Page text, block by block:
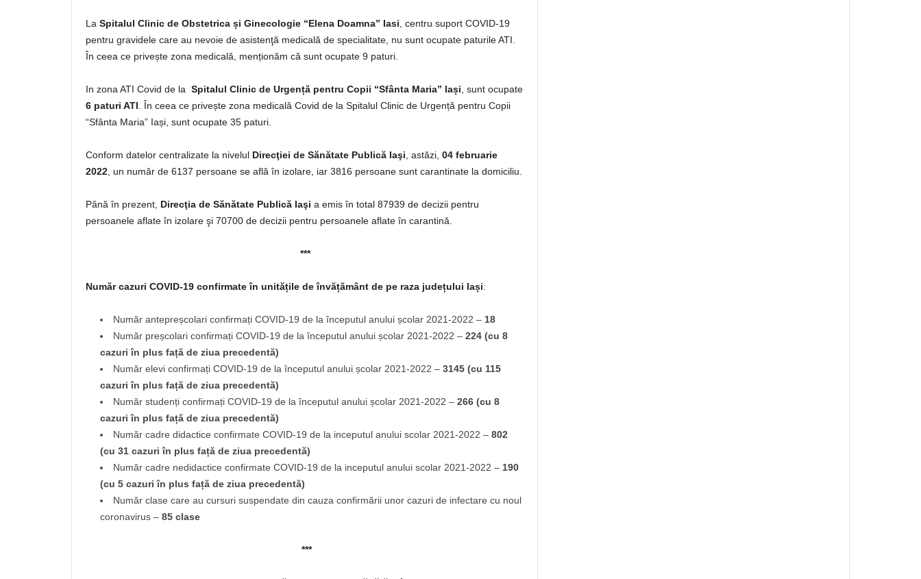
La Spitalul Clinic de Obstetrica și Ginecologie “Elena Doamna” Iasi , centru suport COVID-19
pentru gravidele care au nevoie de asistenţă medicală de specialitate, nu sunt ocupate paturile ATI.
În ceea ce privește zona medicală, menționăm că sunt ocupate 9 paturi.
In zona ATI Covid de la Spitalul Clinic de Urgență pentru Copii “Sfânta Maria” Iași , sunt ocupate
6 paturi ATI . În ceea ce privește zona medicală Covid de la Spitalul Clinic de Urgență pentru Copii
“Sfânta Maria” Iași, sunt ocupate 35 paturi.
Conform datelor centralizate la nivelul Direcţiei de Sănătate Publică Iaşi , astăzi, 04 februarie
2022 , un număr de 6137 persoane se află în izolare, iar 3816 persoane sunt carantinate la domiciliu.
Până în prezent, Direcţia de Sănătate Publică Iaşi a emis în total 87939 de decizii pentru
persoanele aflate în izolare şi 70700 de decizii pentru persoanele aflate în carantină.
***
Număr cazuri COVID-19 confirmate în unitățile de învățământ de pe raza județului Iași:
Număr antepreșcolari confirmați COVID-19 de la începutul anului școlar 2021-2022 – 18
Număr preșcolari confirmați COVID-19 de la începutul anului școlar 2021-2022 – 224 (cu 8
cazuri în plus față de ziua precedentă)
Număr elevi confirmați COVID-19 de la începutul anului școlar 2021-2022 – 3145 (cu 115
cazuri în plus față de ziua precedentă)
Număr studenți confirmați COVID-19 de la începutul anului școlar 2021-2022 – 266 (cu 8
cazuri în plus față de ziua precedentă)
Număr cadre didactice confirmate COVID-19 de la inceputul anului scolar 2021-2022 – 802
(cu 31 cazuri în plus față de ziua precedentă)
Număr cadre nedidactice confirmate COVID-19 de la inceputul anului scolar 2021-2022 – 190
(cu 5 cazuri în plus față de ziua precedentă)
Număr clase care au cursuri suspendate din cauza confirmării unor cazuri de infectare cu noul
coronavirus – 85 clase
***